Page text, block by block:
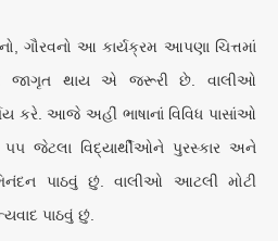
ગૌરવનો આ કાર્યક્રમ આપણા ચિત્તમાં
થાય એ જરૂરી છે. વાલીઓ
કરે. આજે અહીં ભાષાનાં વિવિધ પાસાંઓ
૫૫ જેટલા વિદ્યાર્થીઓને પુરસ્કાર અને
પાઠવું છું. વાલીઓ આટલી મોટી
પાઠવું છું.